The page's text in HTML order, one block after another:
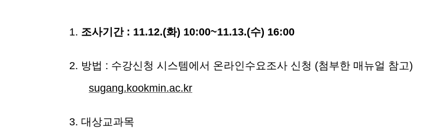
1. 조사기간 : 11.12.(화) 10:00~11.13.(수) 16:00
2. 방법 : 수강신청 시스템에서 온라인수요조사 신청 (첨부한 매뉴얼 참고)
sugang.kookmin.ac.kr
3. 대상교과목